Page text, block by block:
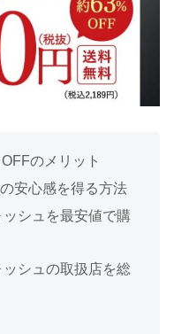
のメリット
安心感を得る方法
シュを最安値で購
シュの取扱店を総